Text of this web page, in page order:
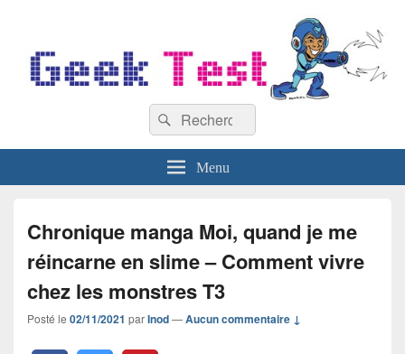
Recherche :
Rechercher
Menu
Chronique manga Moi, quand je me
réincarne en slime – Comment vivre
chez les monstres T3
Posté le 02/11/2021 parInod—Aucun commentaire ↓